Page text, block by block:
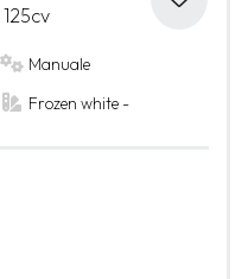
Manuale
Frozen white -